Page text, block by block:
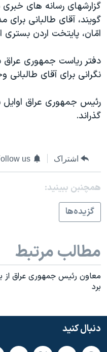
آرشیو پخش زنده
مجموعه مستندهای دادخواهی
تریبونال مردمی آبان ۹۸
چهل سال گروگان‌گیری
اعتراضات مردمی آبان ۹۸
همایش محافظه‌کاران آمریکا
گزارشهای رسانه های
گويند، آقای طالبانی برای
امّان، پايتخت اردن
دفتر رياست جمهوری عراق
نگرانی برای آقای طالبانی
رئيس جمهوری عراق اوايل
گذراند.
اشتراک us
همچنبن ببینید:
گزيده‌ها
مطالب مرتبط
معاون رئيس جمهوری عراق
برد
دنبال کنید